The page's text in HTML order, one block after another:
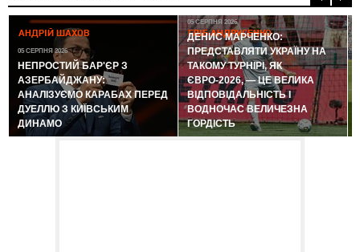
АНДРІЙ ШАХОВ
05 СЕРПНЯ 2026
НЕПРОСТИЙ БАР'ЄР З
АЗЕРБАЙДЖАНУ:
АНАЛІЗУЄМО КАРАБАХ ПЕРЕД
ДУЕЛЛЮ З КИЇВСЬКИМ
ДИНАМО
ГЛІБ АНДРУСЕНКО
05 СЕРПНЯ 2026
ДЕНИС МАРЧЕНКО:
ПРЕДСТАВЛЯТИ УКРАЇНУ НА
ТАКОМУ ТУРНІРІ, ЯК
ЄВРО-2026, — ЦЕ ВЕЛИКА
ВІДПОВІДАЛЬНІСТЬ І
ВОДНОЧАС ВЕЛИЧЕЗНА
ГОРДІСТЬ